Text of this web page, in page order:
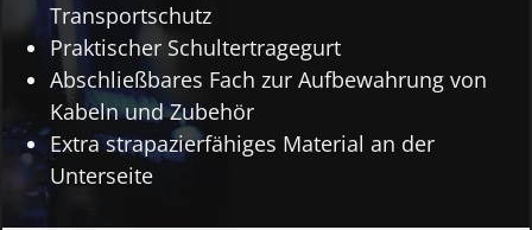
Transportschutz
Praktischer Schultertragegurt
Abschließbares Fach zur Aufbewahrung von
Kabeln und Zubehör
Extra strapazierfähiges Material an der
Unterseite